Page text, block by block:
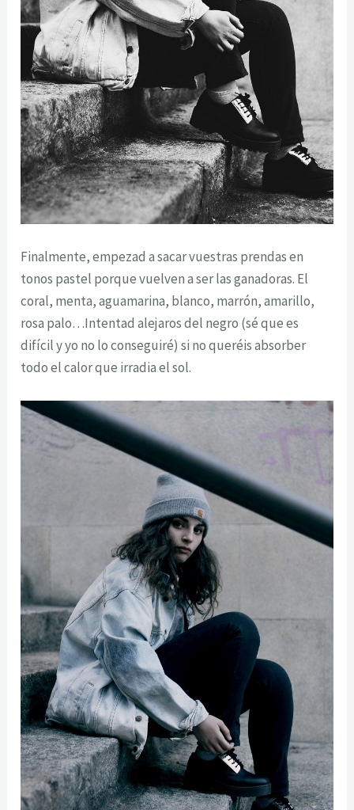
Finalmente, empezad a sacar vuestras prendas en
tonos pastel porque vuelven a ser las ganadoras. El
coral, menta, aguamarina, blanco, marrón, amarillo,
rosa palo…Intentad alejaros del negro (sé que es
difícil y yo no lo conseguiré) si no queréis absorber
todo el calor que irradia el sol.